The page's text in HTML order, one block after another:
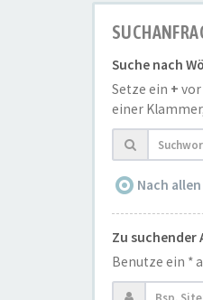
Suche nach
Setze ein + vor
einer
Nach
Zu suchender
Benutze ein *